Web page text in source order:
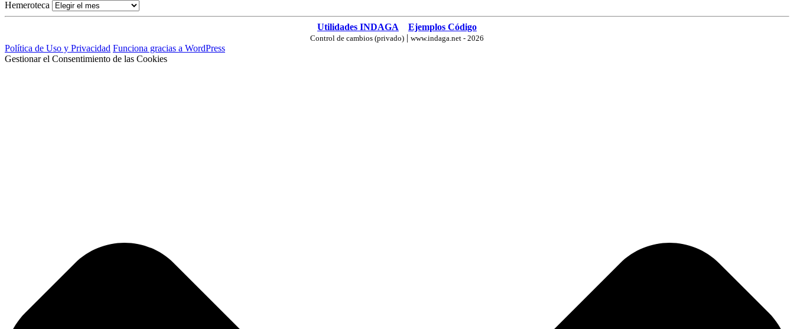
Hemeroteca
Utilidades INDAGA Ejemplos Código
Control de cambios (privado) | www.indaga.net - 2026
Política de Uso y Privacidad Funciona gracias a WordPress
Gestionar el Consentimiento de las Cookies